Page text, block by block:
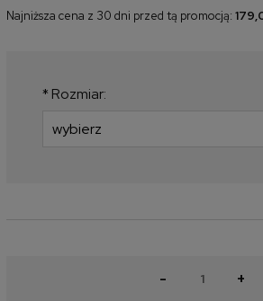
Najniższa cena z 30 dni przed tą promocją:
* Rozmiar:
- +